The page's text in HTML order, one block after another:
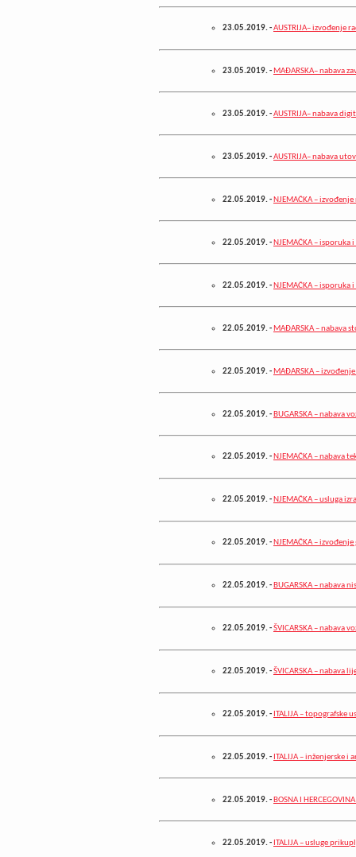
23.05.2019.-AUSTRIJA– izvođenje
23.05.2019.- MAĐARSKA– nabava
23.05.2019.-AUSTRIJA– nabava
23.05.2019.-AUSTRIJA– nabava
22.05.2019.- NJEMAČKA –
22.05.2019.- NJEMAČKA –
22.05.2019.- NJEMAČKA –
22.05.2019.- MAĐARSKA – nabava
22.05.2019.- MAĐARSKA –
22.05.2019.- BUGARSKA – nabava
22.05.2019.-NJEMAČKA – nabava
22.05.2019.-NJEMAČKA – usluga
22.05.2019.-NJEMAČKA –
22.05.2019.-BUGARSKA – nabava
22.05.2019.-ŠVICARSKA – nabava
22.05.2019.-ŠVICARSKA – nabava
22.05.2019.- ITALIJA – topografske
22.05.2019.- ITALIJA – inženjerske i
22.05.2019.- BOSNA I
22.05.2019.- ITALIJA – usluge